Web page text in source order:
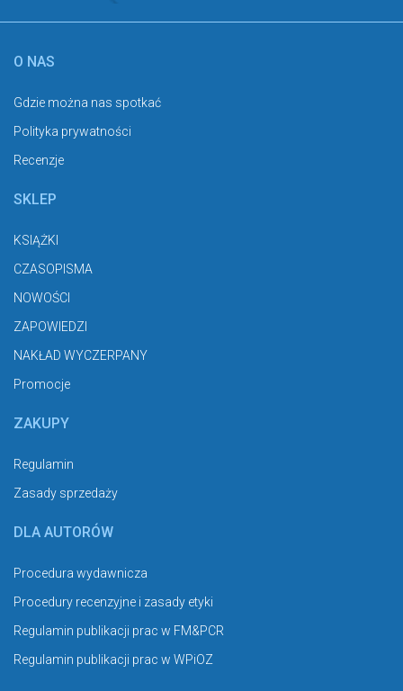
O NAS
Gdzie można nas spotkać
Polityka prywatności
Recenzje
SKLEP
KSIĄŻKI
CZASOPISMA
NOWOŚCI
ZAPOWIEDZI
NAKŁAD WYCZERPANY
Promocje
ZAKUPY
Regulamin
Zasady sprzedaży
DLA AUTORÓW
Procedura wydawnicza
Procedury recenzyjne i zasady etyki
Regulamin publikacji prac w FM&PCR
Regulamin publikacji prac w WPiOZ